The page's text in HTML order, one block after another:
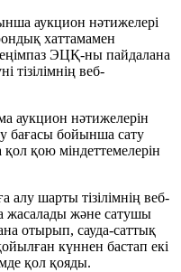
аукцион нәтижелері
хаттамамен
ЭЦҚ-ны пайдалана
тізілімнің веб-
аукцион нәтижелерін
бағасы бойынша сату
қою міндеттемелерін
шарты тізілімнің веб-
жасалады және сатушы
отырып, сауда-саттық
күннен бастап екі
қол қояды.